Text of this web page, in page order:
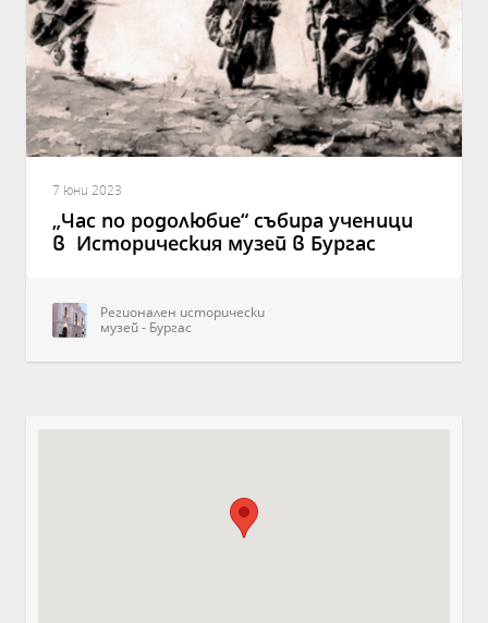
7 юни 2023
„Час по родолюбие“ събира ученици
в Историческия музей в Бургас
Регионален исторически
музей - Бургас